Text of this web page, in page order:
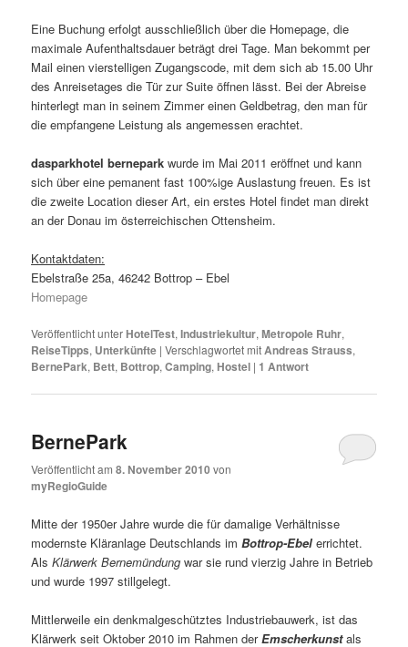
Eine Buchung erfolgt ausschließlich über die Homepage, die
maximale Aufenthaltsdauer beträgt drei Tage. Man bekommt per
Mail einen vierstelligen Zugangscode, mit dem sich ab 15.00 Uhr
des Anreisetages die Tür zur Suite öffnen lässt. Bei der Abreise
hinterlegt man in seinem Zimmer einen Geldbetrag, den man für
die empfangene Leistung als angemessen erachtet.
dasparkhotel bernepark wurde im Mai 2011 eröffnet und kann
sich über eine pemanent fast 100%ige Auslastung freuen. Es ist
die zweite Location dieser Art, ein erstes Hotel findet man direkt
an der Donau im österreichischen Ottensheim.
Kontaktdaten:
Ebelstraße 25a, 46242 Bottrop – Ebel
Homepage
Veröffentlicht unter HotelTest,Industriekultur,Metropole Ruhr,
ReiseTipps, Unterkünfte |Verschlagwortet mitAndreas Strauss,
BernePark, Bett, Bottrop,Camping, Hostel | 1 Antwort
BernePark
Veröffentlicht am8. November 2010 von
myRegioGuide
Mitte der 1950er Jahre wurde die für damalige Verhältnisse
modernste Kläranlage Deutschlands imBottrop-Ebel errichtet.
AlsKlärwerk Bernemündung war sie rund vierzig Jahre in Betrieb
und wurde 1997 stillgelegt.
Mittlerweile ein denkmalgeschütztes Industriebauwerk, ist das
Klärwerk seit Oktober 2010 im Rahmen derEmscherkunstals